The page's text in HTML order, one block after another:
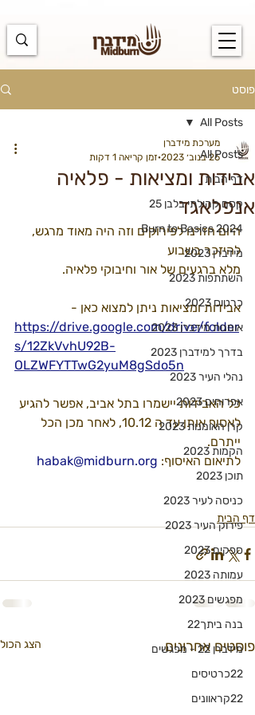
פוסט
All Posts
דף הבית
קסם קהילתי בלבן 25
Burn to Basics 2024
מידברן 2023
השתתפות 2023
כרטוס 2023
אומנות מידברן 2023
בדרך למידברן 2023
נהלי העיר 2023
אפרוחים 2023
קרן האומנות 2023
הקמות 2023
תוכן 2023
כניסה לעיר 2023
פירוק העיר 2023
ספקים 2023
עמותה 2023
מפגשים 2023
בנה ביתך22
מידברן 22 - מפגשים
22כרטיסים
22קראוונים
All Posts
אבידות ומציאות - פלאיה
אנפלאגד
מערכת מידברן
26 בנוב׳ 2023
זמן קריאה 1 דקות
היום חזרנו לפירוקים וזה היה מאוד מרגש,
להיזכר בשבוע
מלא ברגעים של אור וחיבוקי פלאיה.
אבידות ומציאות ניתן למצוא כאן -
https://drive.google.com/drive/folder
s/12ZkVvhU92B-
OLZWFYTTwG2yuM8gSdo5n
כל האבידות יישמרו בתל אביב, אפשר להגיע
לאסוף אותן עד ה 10.12, לאחר מכן הכל
ייתרם.
לתיאום האיסוף: habak@midburn.org
דף הבית
פוסטים אחרונים הצג הכול